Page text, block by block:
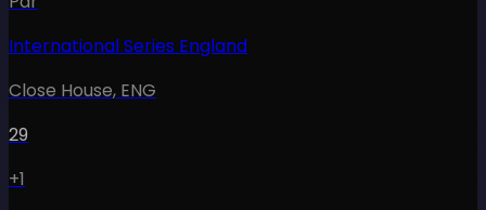
International Series England
Close House, ENG
29
+1